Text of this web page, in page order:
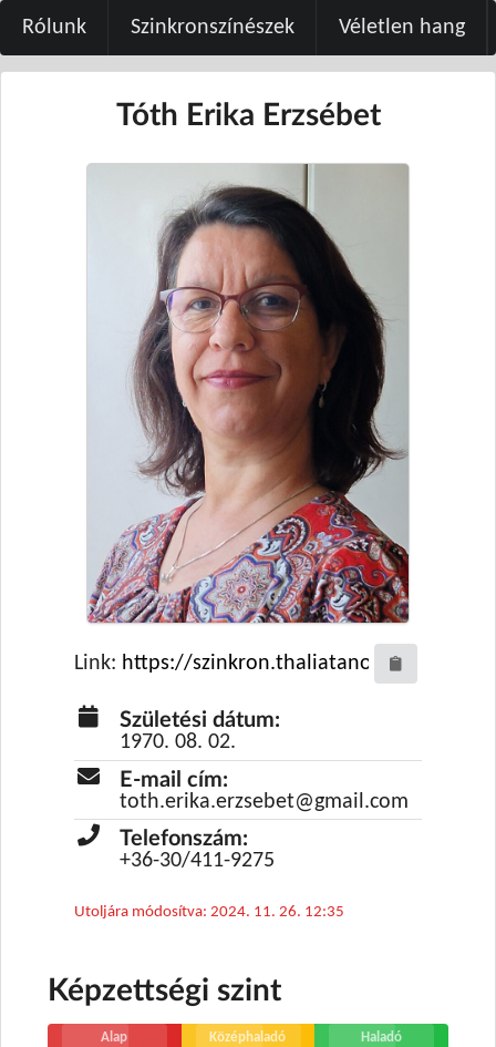
Rólunk Szinkronszínészek Véletlen hang
Tóth Erika Erzsébet
Link:
Születési dátum:
1970. 08. 02.
E-mail cím:
toth.erika.erzsebet@gmail.com
Telefonszám:
+36-30/411-9275
Utoljára módosítva: 2024. 11. 26. 12:35
Képzettségi szint
Alap Középhaladó Haladó